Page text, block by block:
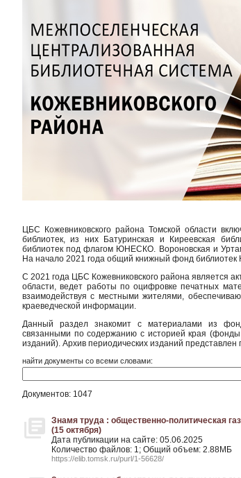
ЦБС Кожевниковского района Томской области
библиотек, из них Батуринская и Киреевская
библиотек под флагом ЮНЕСКО. Вороновская и
На начало 2021 года общий книжный фонд библиотек
С 2021 года ЦБС Кожевниковского района является
области, ведет работы по оцифровке печатных
взаимодействуя с местными жителями,
краеведческой информации.
Данный раздел знакомит с материалами из
связанными по содержанию с историей края
изданий). Архив периодических изданий представлен
найти документы со всеми словами:
Документов: 1047
Знамя труда : общественно-политическая
(15 октября)
Дата публикации на сайте: 05.06.2025
Количество файлов: 1; Общий объем: 2.88МБ
https://elib.tomsk.ru/purl/1-56628/